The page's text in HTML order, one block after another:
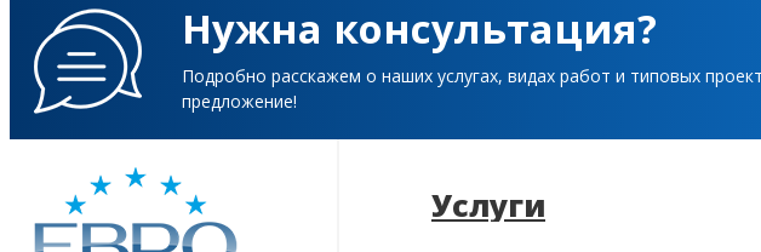
Нужна консультация?
Подробно расскажем о наших услугах, видах работ и типовых
предложение!
Услуги